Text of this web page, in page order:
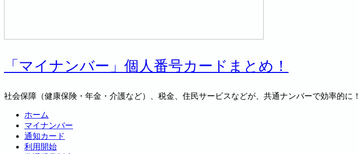
「マイナンバー」個人番号カードまとめ！
社会保障（健康保険・年金・介護など）、税金、住民サービスなどが、共通ナンバーで効率的に！
ホーム
マイナンバー
通知カード
利用開始